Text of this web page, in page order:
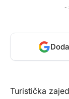
-
Turistička